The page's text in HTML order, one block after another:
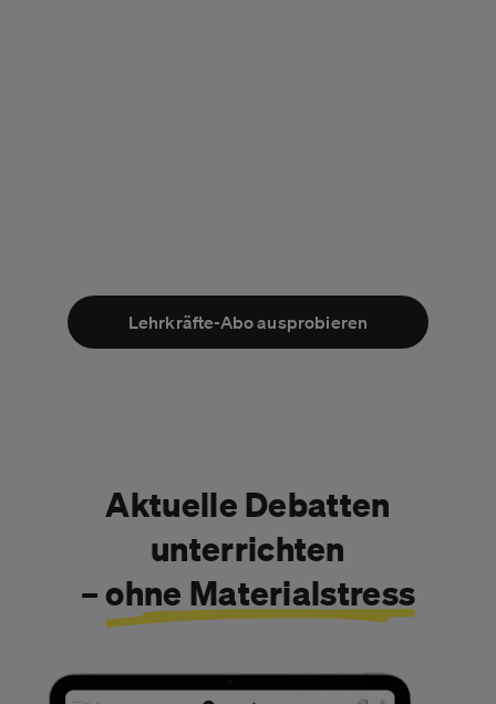
Lehrkräfte-Abo ausprobieren
Aktuelle Debatten
unterrichten
–ohne Materialstress